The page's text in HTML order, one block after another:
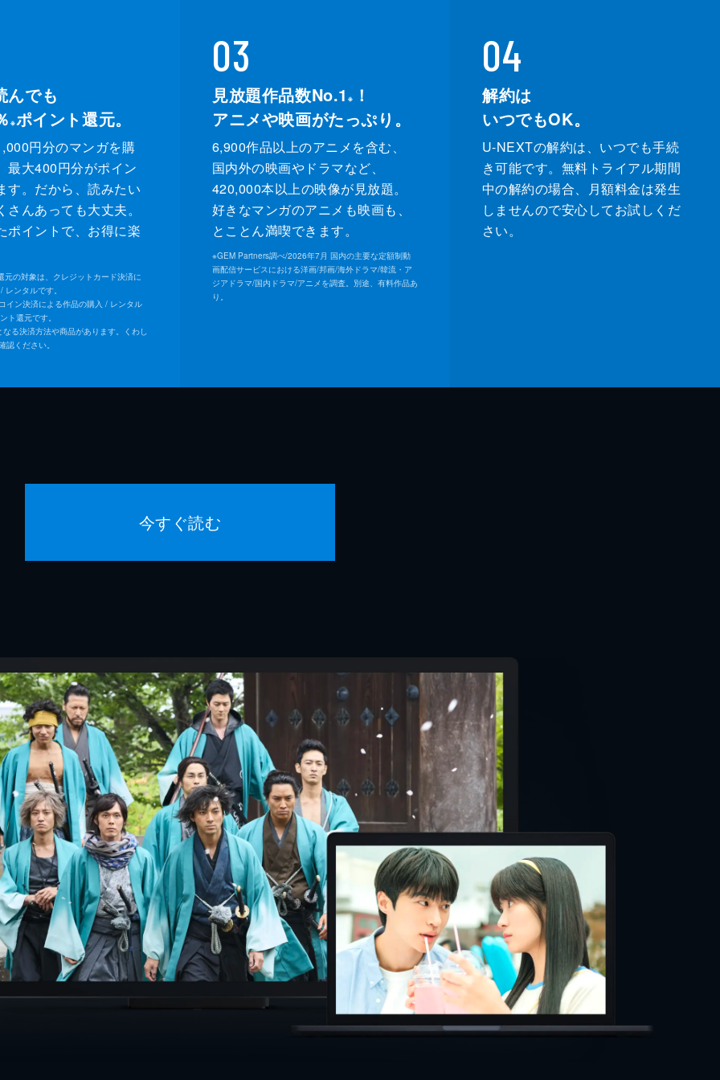
んでも
※ポイント還元。
円分のマンガを購
最大400円分がポイン
す。だから、読みたい
さんあっても大丈夫。
ポイントで、お得に楽
元の対象は、クレジットカード決済に
ンタルです。
イン決済による作品の購入 / レンタル
ト還元です。
なる決済方法や商品があります。くわし
認ください。
03
見放題作品数No.1 ※
！
アニメや映画がたっぷり。
6,900作品以上のアニメを含む、
国内外の映画やドラマなど、
420,000本以上の映像が見放題。
好きなマンガのアニメも映画も、
とことん満喫できます。
※GEM Partners調べ/2026年7⽉ 国内の主要な定額制動
画配信サービスにおける洋画/邦画/海外ドラマ/韓流・ア
ジアドラマ/国内ドラマ/アニメを調査。別途、有料作品あ
り。
04
解約は
いつでもOK。
U-NEXTの解約は、いつでも手続
き可能です。無料トライアル期間
中の解約の場合、月額料金は発生
しませんので安心してお試しくだ
さい。
今すぐ読む